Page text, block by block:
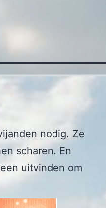
nodig. Ze
scharen. En
uitvinden om